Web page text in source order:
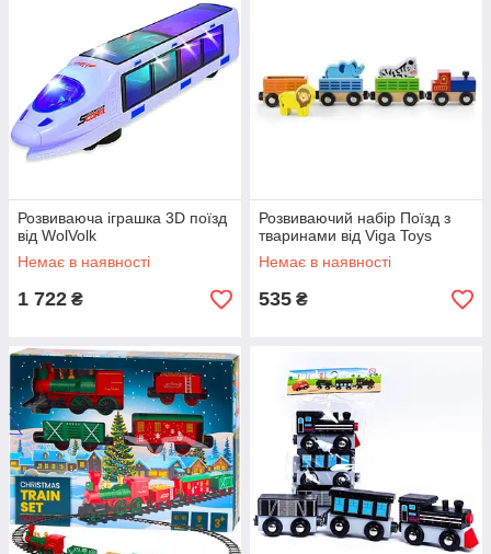
Розвиваюча іграшка 3D поїзд
від WolVolk
Немає в наявності
1 722 ₴
Розвиваючий набір Поїзд з
тваринами від Viga Toys
Немає в наявності
535 ₴